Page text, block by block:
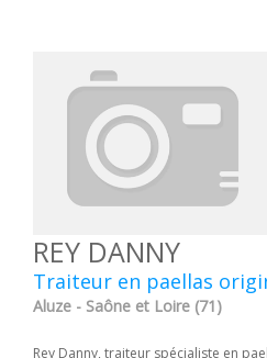
REY DANNY
Traiteur en paellas
Aluze - Saône et Loire (71)
Rey Danny, traiteur spécialiste en